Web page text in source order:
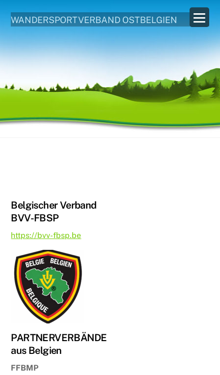
WANDERSPORTVERBAND OSTBELGIEN
Belgischer Verband
BVV-FBSP
https://bvv-fbsp.be
PARTNERVERBÄNDE
aus Belgien
FFBMP